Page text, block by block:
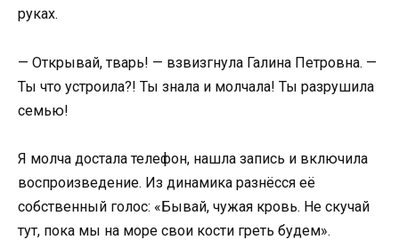
руках.
— Открывай, тварь! — взвизгнула Галина Петровна. —
Ты что устроила?! Ты знала и молчала! Ты разрушила
семью!
Я молча достала телефон, нашла запись и включила
воспроизведение. Из динамика разнёсся её
собственный голос: «Бывай, чужая кровь. Не скучай
тут, пока мы на море свои кости греть будем».